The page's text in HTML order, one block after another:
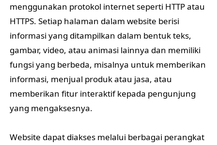
menggunakan protokol internet seperti HTTP atau
HTTPS. Setiap halaman dalam website berisi
informasi yang ditampilkan dalam bentuk teks,
gambar, video, atau animasi lainnya dan memiliki
fungsi yang berbeda, misalnya untuk memberikan
informasi, menjual produk atau jasa, atau
memberikan fitur interaktif kepada pengunjung
yang mengaksesnya.
Website dapat diakses melalui berbagai perangkat